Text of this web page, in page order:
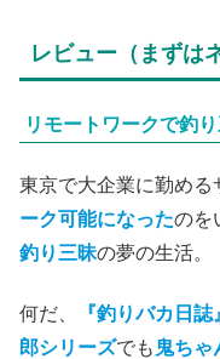
レビュー（まずは
リモートワークで釣
東京で大企業に勤める
ーク可能になったのを
釣り三昧の夢の生活。
何だ、 『釣りバカ日誌
郎シリーズでも 鬼ちゃ